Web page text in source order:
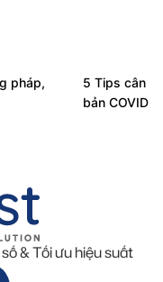
pháp,
5 Tips cân
bản COVID-
& Tối ưu hiệu suất